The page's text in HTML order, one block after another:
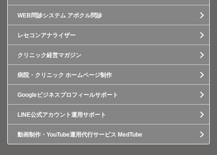
WEB問診システム アポクル問診
レセコンアナライザー
クリニック経営マガジン
病院・クリニック ホームページ制作
Googleビジネスプロフィールサポート
LINE公式アカウント運用サポート
動画制作・YouTube運用代行サービス MedTube